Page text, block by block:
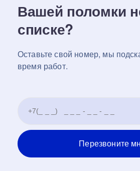
Вашей поломки
списке?
Оставьте свой номер, мы
время работ.